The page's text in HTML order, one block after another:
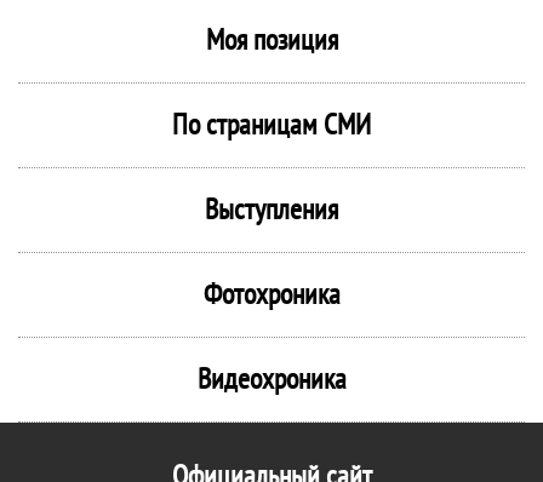
Моя позиция
По страницам СМИ
Выступления
Фотохроника
Видеохроника